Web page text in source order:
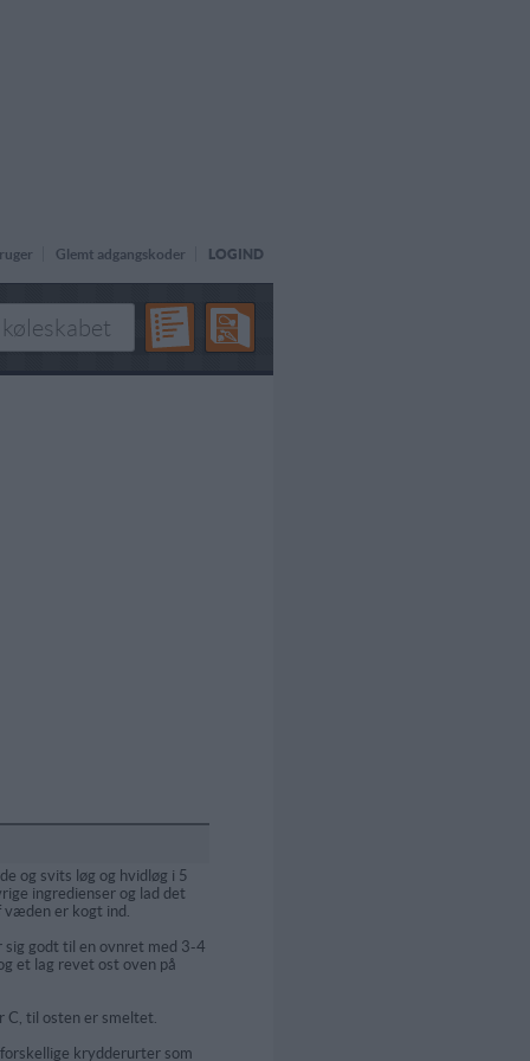
Glemt adgangskoder LOGIND
og svits løg og hvidløg i 5
ingredienser og lad det
væden er kogt ind.
sig godt til en ovnret med 3-4
et lag revet ost oven på
C, til osten er smeltet.
krydderurter som